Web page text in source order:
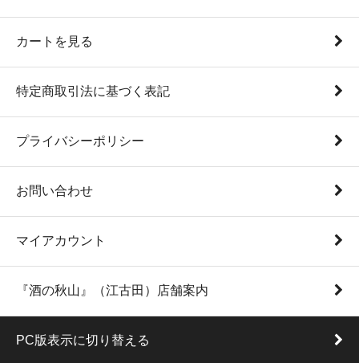
カートを見る
特定商取引法に基づく表記
プライバシーポリシー
お問い合わせ
マイアカウント
『酒の秋山』（江古田）店舗案内
PC版表示に切り替える